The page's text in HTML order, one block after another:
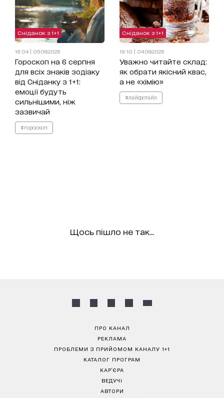
Сніданок з 1+1
16:04 | 05.08.2026
Гороскоп на 6 серпня
для всіх знаків зодіаку
від Сніданку з 1+1:
емоції будуть
сильнішими, ніж
зазвичай
#гороскоп
Сніданок з 1+1
19:10 | 04.08.2026
Уважно читайте склад:
як обрати якісний квас,
а не «хімію»
#лайфстайл
Щось пішло не так...
ПРО КАНАЛ
РЕКЛАМА
ПРОБЛЕМИ З ПРИЙОМОМ КАНАЛУ 1+1
КАТАЛОГ ПРОГРАМ
КАР’ЄРА
ВЕДУЧІ
АВТОРИ